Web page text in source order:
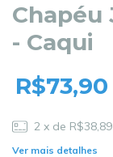
Chapéu
- Caqui
R$73,90
2 x de R$38,89
Ver mais detalhes